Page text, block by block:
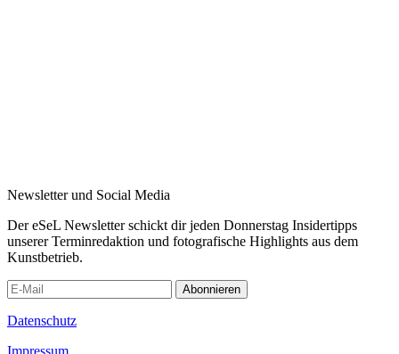
Newsletter und Social Media
Der eSeL Newsletter schickt dir jeden Donnerstag Insidertipps
unserer Terminredaktion und fotografische Highlights aus dem
Kunstbetrieb.
Abonnieren
Datenschutz
Impressum